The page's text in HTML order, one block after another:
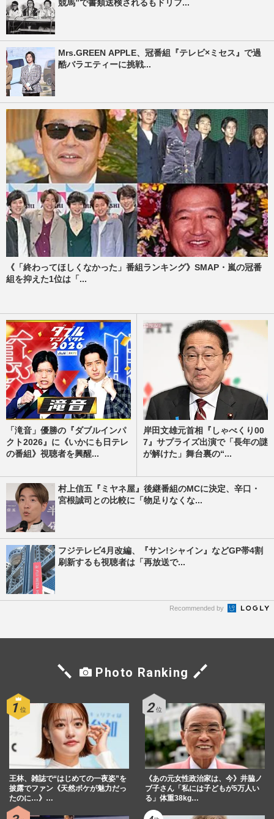
競馬”で書類送検されるもドリフ...
Mrs.GREEN APPLE、冠番組『テレビ×ミセス』で過
酷バラエティーに挑戦...
《「終わってほしくなかった」番組ランキング》SMAP・嵐の冠番
組を抑えた1位は「...
「滝音」優勝の『ダブルインパ
クト2026』に《いかにも日テレ
の番組》視聴者を興醒...
岸田文雄元首相『しゃべくり00
7』サプライズ出演で「長年の謎
が解けた」舞台裏の“...
村上信五『ミヤネ屋』後継番組のMCに決定、辛口・
宮根誠司との比較に「物足りなくな...
フジテレビ4月改編、『サン!シャイン』などGP帯4割
刷新するも視聴者は「再放送で...
Recommended by
Photo Ranking
王林、雑誌で“はじめての一夜姿”を
披露でファン《天然ボケが魅力だっ
たのに…》…
《あの元女性政治家は、今》井脇ノ
ブ子さん「私には子どもが5万人い
る」体重38kg…